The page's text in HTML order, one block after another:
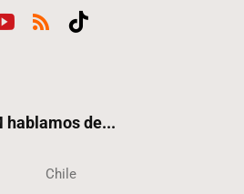
hablamos de...
Chile